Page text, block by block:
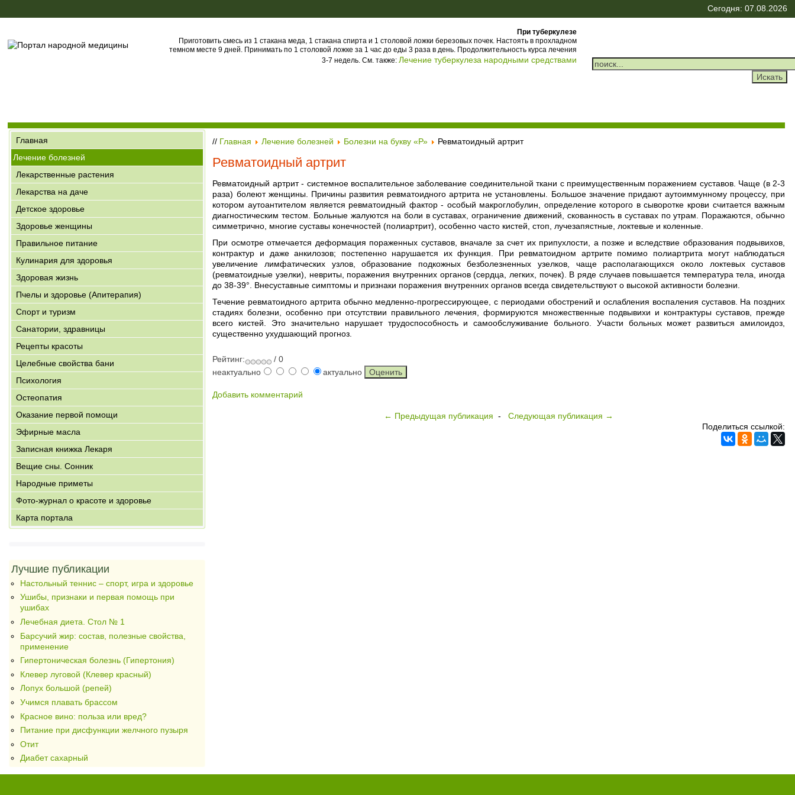
Сегодня: 07.08.2026
При туберкулезе
Приготовить смесь из 1 стакана меда, 1 стакана спирта и 1 столовой ложки березовых почек. Настоять в прохладном
темном месте 9 дней. Принимать по 1 столовой ложке за 1 час до еды 3 раза в день. Продолжительность курса лечения
3-7 недель. См. также: Лечение туберкулеза народными средствами
Главная
Лечение болезней
Лекарственные растения
Лекарства на даче
Детское здоровье
Здоровье женщины
Правильное питание
Кулинария для здоровья
Здоровая жизнь
Пчелы и здоровье (Апитерапия)
Спорт и туризм
Санатории, здравницы
Рецепты красоты
Целебные свойства бани
Психология
Остеопатия
Оказание первой помощи
Эфирные масла
Записная книжка Лекаря
Вещие сны. Сонник
Народные приметы
Фото-журнал о красоте и здоровье
Карта портала
Лучшие публикации
Настольный теннис – спорт, игра и здоровье
Ушибы, признаки и первая помощь при
ушибах
Лечебная диета. Стол № 1
Барсучий жир: состав, полезные свойства,
применение
Гипертоническая болезнь (Гипертония)
Клевер луговой (Клевер красный)
Лопух большой (репей)
Учимся плавать брассом
Красное вино: польза или вред?
Питание при дисфункции желчного пузыря
Отит
Диабет сахарный
// Главная Лечение болезней Болезни на букву «Р» Ревматоидный артрит
Ревматоидный артрит
Ревматоидный артрит - системное воспалительное заболевание соединительной ткани с преимущественным поражением суставов. Чаще (в 2-3
раза) болеют женщины. Причины развития ревматоидного артрита не установлены. Большое значение придают аутоиммунному процессу, при
котором аутоантителом является ревматоидный фактор - особый макроглобулин, определение которого в сыворотке крови считается важным
диагностическим тестом. Больные жалуются на боли в суставах, ограничение движений, скованность в суставах по утрам. Поражаются, обычно
симметрично, многие суставы конечностей (полиартрит), особенно часто кистей, стоп, лучезапястные, локтевые и коленные.
При осмотре отмечается деформация пораженных суставов, вначале за счет их припухлости, а позже и вследствие образования подвывихов,
контрактур и даже анкилозов; постепенно нарушается их функция. При ревматоидном артрите помимо полиартрита могут наблюдаться
увеличение лимфатических узлов, образование подкожных безболезненных узелков, чаще располагающихся около локтевых суставов
(ревматоидные узелки), невриты, поражения внутренних органов (сердца, легких, почек). В ряде случаев повышается температура тела, иногда
до 38-39°. Внесуставные симптомы и признаки поражения внутренних органов всегда свидетельствуют о высокой активности болезни.
Течение ревматоидного артрита обычно медленно-прогрессирующее, с периодами обострений и ослабления воспаления суставов. На поздних
стадиях болезни, особенно при отсутствии правильного лечения, формируются множественные подвывихи и контрактуры суставов, прежде
всего кистей. Это значительно нарушает трудоспособность и самообслуживание больного. Участи больных может развиться амилоидоз,
существенно ухудшающий прогноз.
Рейтинг:
/ 0
неактуально
актуально
Добавить комментарий
← Предыдущая публикация -Следующая публикация →
Поделиться ссылкой: